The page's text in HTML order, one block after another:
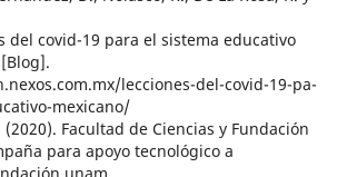
del covid-19 para el sistema educativo
lecciones-del-covid-19-pa-
mexicano/
Facultad de Ciencias y Fundación
para apoyo tecnológico a